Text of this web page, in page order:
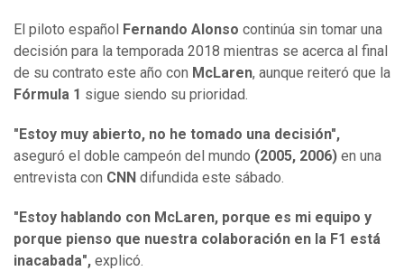
El piloto español Fernando Alonso continúa sin tomar una
decisión para la temporada 2018 mientras se acerca al final
de su contrato este año con McLaren, aunque reiteró que la
Fórmula 1 sigue siendo su prioridad.
"Estoy muy abierto, no he tomado una decisión",
aseguró el doble campeón del mundo (2005, 2006) en una
entrevista con CNN difundida este sábado.
"Estoy hablando con McLaren, porque es mi equipo y
porque pienso que nuestra colaboración en la F1 está
inacabada", explicó.